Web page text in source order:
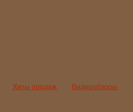
Хиты продаж Видеообзоры